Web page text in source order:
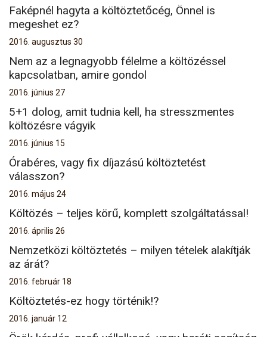
Faképnél hagyta a költöztetőcég, Önnel is
megeshet ez?
2016. augusztus 30
Nem az a legnagyobb félelme a költözéssel
kapcsolatban, amire gondol
2016. június 27
5+1 dolog, amit tudnia kell, ha stresszmentes
költözésre vágyik
2016. június 15
Órabéres, vagy fix díjazású költöztetést
válasszon?
2016. május 24
Költözés – teljes körű, komplett szolgáltatással!
2016. április 26
Nemzetközi költöztetés – milyen tételek alakítják
az árát?
2016. február 18
Költöztetés-ez hogy történik!?
2016. január 12